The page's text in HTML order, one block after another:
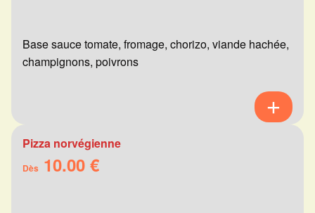
Base sauce tomate, fromage, chorizo, viande hachée,
champignons, poivrons
Pizza norvégienne
Dès 10.00 €